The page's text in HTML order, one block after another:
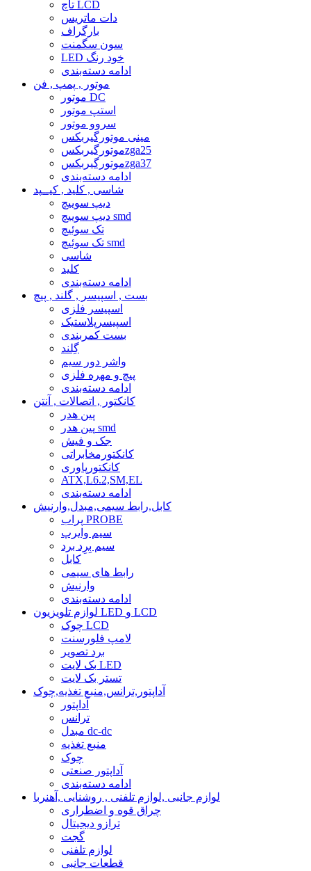
تاچ LCD
دات ماتریس
بارگراف
سون سگمنت
LED خود رنگ
ادامه دسته‌بندی
موتور , پمپ , فن
موتور DC
استپ موتور
سروو موتور
مینی موتورگیربکس
موتورگیربکسzga25
موتورگیربکسzga37
ادامه دسته‌بندی
شاسی , کلید , کیــپد
دیپ سوییچ
دیپ سوییچ smd
تک سوئیچ
تک سوئیچ smd
شاسی
کلید
ادامه دسته‌بندی
بست , اسپیسر , گلند , پیچ
اسپیسر فلزی
اسپیسرپلاستیک
بست کمربندی
گِلند
واشر دور سیم
پیچ و مهره فلزی
ادامه دسته‌بندی
کانکتور , اتصالات , آنتن
پین هدر
پین هدر smd
جک و فیش
کانکتورمخابراتی
کانکتورپاوری
ATX,L6.2,SM,EL
ادامه دسته‌بندی
کابل,رابط سیمی,مبدل,وارنیش
پراب PROBE
سیم وایرپ
سیم بِرِد برد
کابل
رابط های سیمی
وارنیش
ادامه دسته‌بندی
لوازم تلویزیون LED و LCD
چوک LCD
لامپ فلورسنت
برد تصویر
بک لایت LED
تستر بک لایت
آداپتور,ترانس,منبع تغذیه,چوک
آداپتور
ترانس
مبدل dc-dc
منبع تغذیه
چوک
آداپتور صنعتی
ادامه دسته‌بندی
لوازم جانبی ,لوازم تلفنی , روشنایی ,آهنربا
چراق قوه و اضطراری
ترازو دیجیتال
گجت
لوازم تلفنی
قطعات جانبی